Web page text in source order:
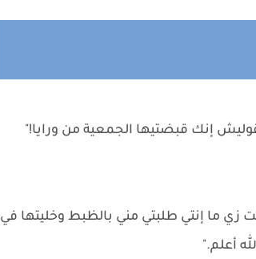
إنك قبضتيها الجمعية من ورايا!"
زي ما إنتي طلبتي مني بالظبط وخليتها في
أعلم."